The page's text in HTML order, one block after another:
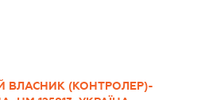
ВЛАСНИК (КОНТРОЛЕР)-